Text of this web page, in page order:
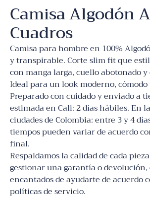
Camisa Algodón
Cuadros
Camisa para hombre en 100%
y transpirable. Corte slim fit que
con manga larga, cuello abotonado
Ideal para un look moderno,
Preparado con cuidado y enviado a
estimada en Cali: 2 días hábiles. En
ciudades de Colombia: entre 3 y 4
tiempos pueden variar de acuerdo
final.
Respaldamos la calidad de cada
gestionar una garantía o devolución,
encantados de ayudarte de acuerdo
políticas de servicio.